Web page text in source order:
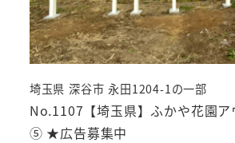
No.1107【埼玉県】ふかや花園ア
⑤ ★広告募集中
埼玉県 深谷市 永田1204-1の一部